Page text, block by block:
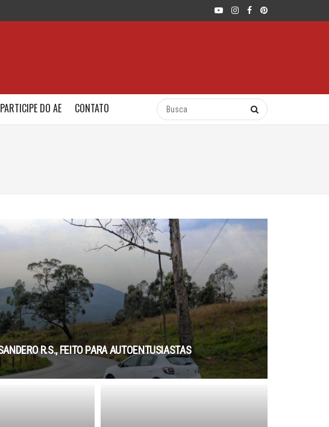
PARTICIPE DO AE CONTATO
R.S., FEITO PARA AUTOENTUSIASTAS